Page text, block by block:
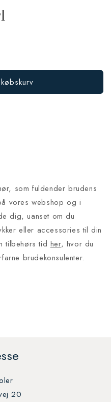
som fuldender brudens
vores webshop og i
dig, uanset om du
eller accessories til din
tilbehørs tid her, hvor du
brudekonsulenter.
20